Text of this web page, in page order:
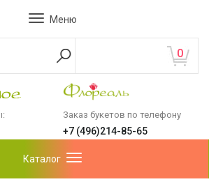
Меню
0
Заказ букетов по телефону
+7 (496)214-85-65
Каталог